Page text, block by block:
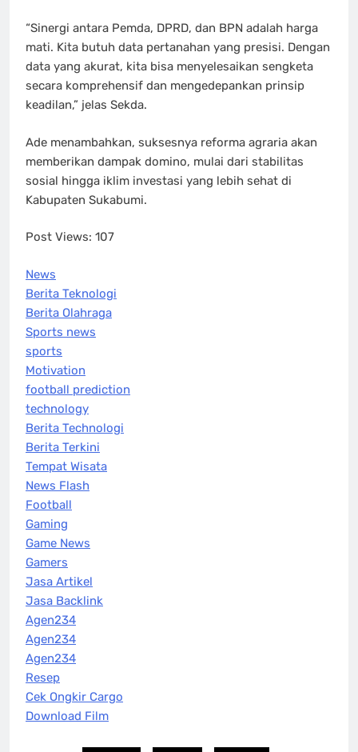
“Sinergi antara Pemda, DPRD, dan BPN adalah harga
mati. Kita butuh data pertanahan yang presisi. Dengan
data yang akurat, kita bisa menyelesaikan sengketa
secara komprehensif dan mengedepankan prinsip
keadilan,” jelas Sekda.
Ade menambahkan, suksesnya reforma agraria akan
memberikan dampak domino, mulai dari stabilitas
sosial hingga iklim investasi yang lebih sehat di
Kabupaten Sukabumi.
Post Views: 107
News
Berita Teknologi
Berita Olahraga
Sports news
sports
Motivation
football prediction
technology
Berita Technologi
Berita Terkini
Tempat Wisata
News Flash
Football
Gaming
Game News
Gamers
Jasa Artikel
Jasa Backlink
Agen234
Agen234
Agen234
Resep
Cek Ongkir Cargo
Download Film